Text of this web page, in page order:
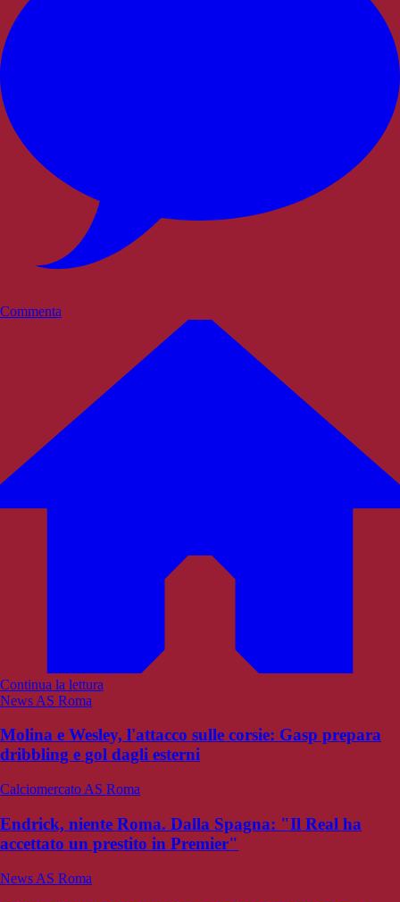
Commenta
Continua la lettura
News AS Roma
Molina e Wesley, l'attacco sulle corsie: Gasp prepara
dribbling e gol dagli esterni
Calciomercato AS Roma
Endrick, niente Roma. Dalla Spagna: "Il Real ha
accettato un prestito in Premier"
News AS Roma